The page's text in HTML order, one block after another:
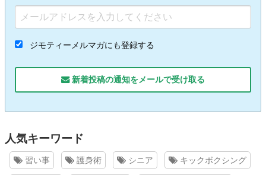
ジモティーメルマガにも登録する
新着投稿の通知をメールで受け取る
人気キーワード
習い事 護身術 シニア キックボクシング